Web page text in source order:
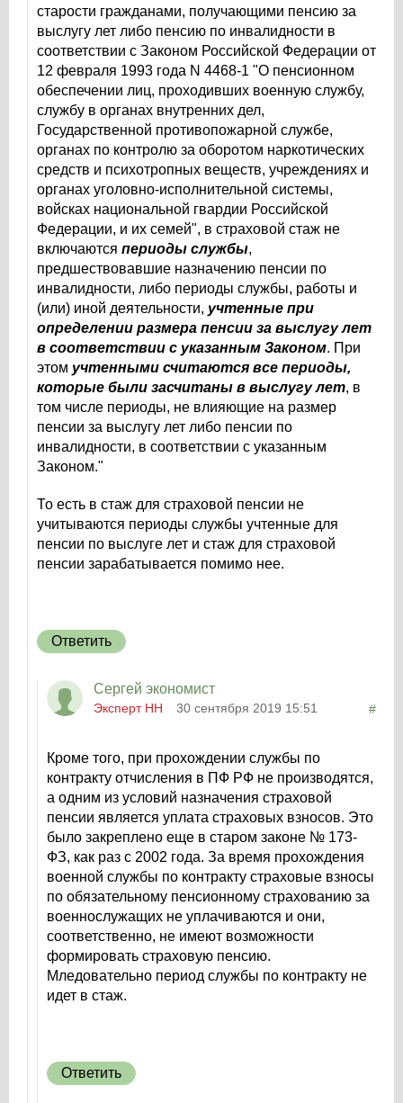
старости гражданами, получающими пенсию за
выслугу лет либо пенсию по инвалидности в
соответствии с Законом Российской Федерации от
12 февраля 1993 года N 4468-1 "О пенсионном
обеспечении лиц, проходивших военную службу,
службу в органах внутренних дел,
Государственной противопожарной службе,
органах по контролю за оборотом наркотических
средств и психотропных веществ, учреждениях и
органах уголовно-исполнительной системы,
войсках национальной гвардии Российской
Федерации, и их семей", в страховой стаж не
включаются периоды службы,
предшествовавшие назначению пенсии по
инвалидности, либо периоды службы, работы и
(или) иной деятельности, учтенные при
определении размера пенсии за выслугу лет
в соответствии с указанным Законом. При
этом учтенными считаются все периоды,
которые были засчитаны в выслугу лет, в
том числе периоды, не влияющие на размер
пенсии за выслугу лет либо пенсии по
инвалидности, в соответствии с указанным
Законом."
То есть в стаж для страховой пенсии не
учитываются периоды службы учтенные для
пенсии по выслуге лет и стаж для страховой
пенсии зарабатывается помимо нее.
Ответить
Сергей экономист
Эксперт НН 30 сентября 2019 15:51 #
Кроме того, при прохождении службы по
контракту отчисления в ПФ РФ не производятся,
а одним из условий назначения страховой
пенсии является уплата страховых взносов. Это
было закреплено еще в старом законе № 173-
ФЗ, как раз с 2002 года. За время прохождения
военной службы по контракту страховые взносы
по обязательному пенсионному страхованию за
военнослужащих не уплачиваются и они,
соответственно, не имеют возможности
формировать страховую пенсию.
Мледовательно период службы по контракту не
идет в стаж.
Ответить